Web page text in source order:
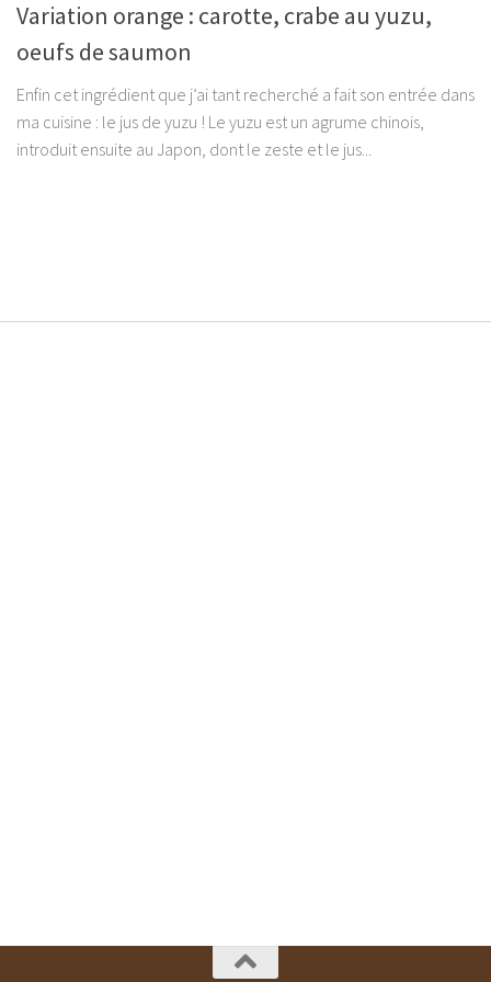
Variation orange : carotte, crabe au yuzu,
oeufs de saumon
Enfin cet ingrédient que j’ai tant recherché a fait son entrée dans
ma cuisine : le jus de yuzu ! Le yuzu est un agrume chinois,
introduit ensuite au Japon, dont le zeste et le jus...